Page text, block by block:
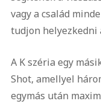
vagy a család
tudjon helyezkedni
A K széria egy
Shot, amellyel
egymás után